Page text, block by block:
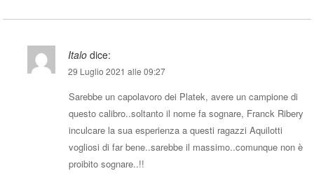
Italo dice:
29 Luglio 2021 alle 09:27
Sarebbe un capolavoro dei Platek, avere un campione di
questo calibro..soltanto il nome fa sognare, Franck Ribery
inculcare la sua esperienza a questi ragazzi Aquilotti
vogliosi di far bene..sarebbe il massimo..comunque non è
proibito sognare..!!